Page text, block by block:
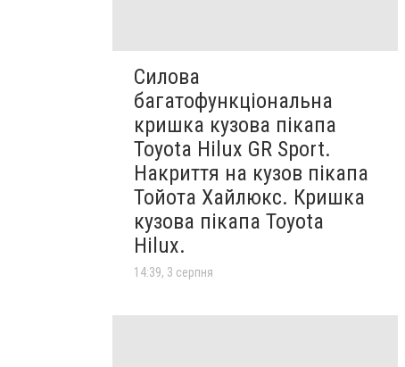
Силова
багатофункціональна
кришка кузова пікапа
Toyota Hilux GR Sport.
Накриття на кузов пікапа
Тойота Хайлюкс. Кришка
кузова пікапа Toyota
Hilux.
14:39, 3 серпня